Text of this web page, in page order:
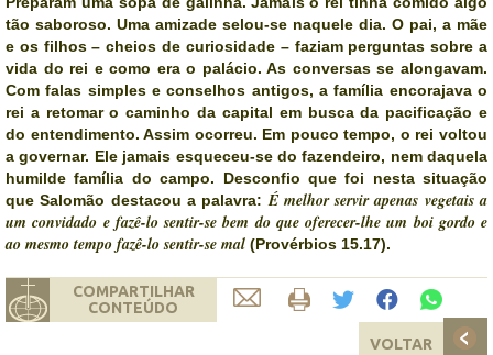
tão saboroso. Uma amizade selou-se naquele dia. O pai, a mãe
e os filhos – cheios de curiosidade – faziam perguntas sobre a
vida do rei e como era o palácio. As conversas se alongavam.
Com falas simples e conselhos antigos, a família encorajava o
rei a retomar o caminho da capital em busca da pacificação e
do entendimento. Assim ocorreu. Em pouco tempo, o rei voltou
a governar. Ele jamais esqueceu-se do fazendeiro, nem daquela
humilde família do campo. Desconfio que foi nesta situação
que Salomão destacou a palavra: É melhor servir apenas vegetais a
um convidado e fazê-lo sentir-se bem do que oferecer-lhe um boi gordo e
ao mesmo tempo fazê-lo sentir-se mal (Provérbios 15.17).
COMPARTILHAR
CONTEÚDO
VOLTAR